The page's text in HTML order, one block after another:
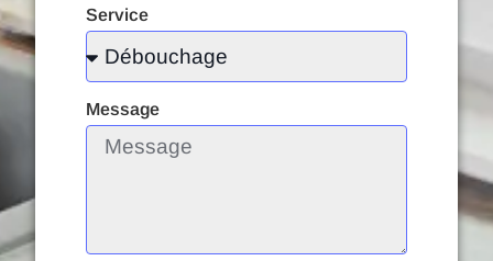
Service
Message